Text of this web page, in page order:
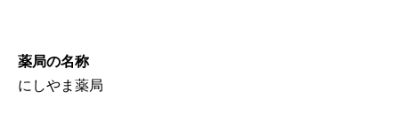
薬局の名称
にしやま薬局